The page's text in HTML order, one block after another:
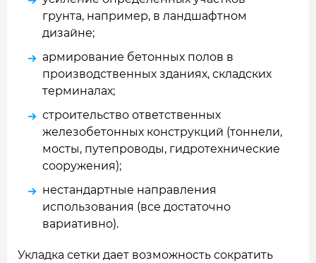
грунта, например, в ландшафтном
дизайне;
армирование бетонных полов в
производственных зданиях, складских
терминалах;
строительство ответственных
железобетонных конструкций (тоннели,
мосты, путепроводы, гидротехнические
сооружения);
нестандартные направления
использования (все достаточно
вариативно).
Укладка сетки дает возможность сократить